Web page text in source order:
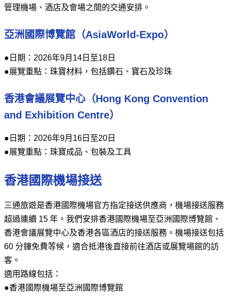
管理機場、酒店及會場之間的交通安排。
亞洲國際博覽館（AsiaWorld-Expo）
●日期：2026年9月14日至18日
●展覽重點：珠寶材料，包括鑽石、寶石及珍珠
香港會議展覽中心（Hong Kong Convention
and Exhibition Centre）
●日期：2026年9月16日至20日
●展覽重點：珠寶成品、包裝及工具
香港國際機場接送
三通旅遊是香港國際機場官方指定接送供應商，機場接送服務
超過連續 15 年。我們安排香港國際機場至亞洲國際博覽館、
香港會議展覽中心及香港各區酒店的接送服務。機場接送包括
60 分鐘免費等候，適合抵港後直接前往酒店或展覽場館的訪
客。
適用路線包括：
●香港國際機場至亞洲國際博覽館